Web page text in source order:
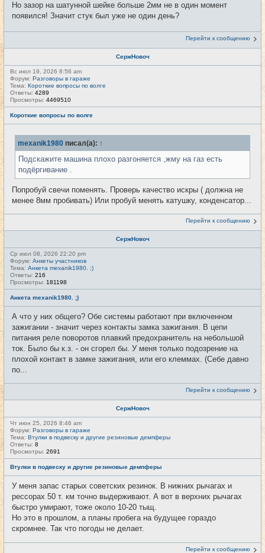
Но зазор на шатунной шейке больше 2мм не в один момент
появился! Значит стук был уже не один день?
Перейти к сообщению
СержНовоч
Вс июл 19, 2026 8:56 am
Форум: Разговоры в гараже
Тема: Короткие вопросы по волге
Ответы: 4289
Просмотры: 4469510
Короткие вопросы по волге
mexanik1980 писал(а): ↑
Подскажите машина плохо разгоняется ,жму на газ есть
подёргивание .
Попробуй свечи поменять. Проверь качество искры ( должна не
менее 8мм пробивать) Или пробуй менять катушку, конденсатор...
Перейти к сообщению
СержНовоч
Ср июл 08, 2026 22:20 pm
Форум: Анкеты участников
Тема: Анкета mexanik1980. ;)
Ответы: 216
Просмотры: 181198
Анкета mexanik1980. ;)
А что у них общего? Обе системы работают при включенном
зажигании - значит через контакты замка зажигания. В цепи
питания реле поворотов плавкий предохранитель на небольшой
ток. Было бы к.з. - он сгорел бы. У меня только подозрение на
плохой контакт в замке зажигания, или его клеммах. (Себе давно
по...
Перейти к сообщению
СержНовоч
Чт июн 25, 2026 8:46 am
Форум: Разговоры в гараже
Тема: Втулки в подвеску и другие резиновые демпферы
Ответы: 8
Просмотры: 2691
Втулки в подвеску и другие резиновые демпферы
У меня запас старых советских резинок. В нижних рычагах и
рессорах 50 т. км точно выдерживают. А вот в верхних рычагах
быстро умирают, тоже около 10-20 тыщ.
Но это в прошлом, а планы пробега на будущее гораздо
скромнее. Так что погоды не делает.
Перейти к сообщению